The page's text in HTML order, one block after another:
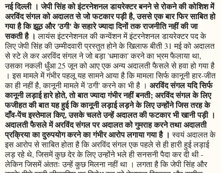
नई दिल्ली । जेपी सिंह को इंटरनेशनल डायरेक्टर बनने से रोकने की कोशिश में
अरविंद संगल को अदालत से जो फटकार पड़ी है, उससे एक बार फिर साबित हो
गया है कि झूठ और 'ठगी' के सहारे ज्यादा दिनों तक राजनीति नहीं की जा
सकती है ।लायंस इंटरनेशनल की कन्वेंशन में इंटरनेशनल डायरेक्टर पद के
लिए जेपी सिंह की उम्मीदवारी प्रस्तुत होने के खिलाफ बीती 31 मई को अदालत
से स्टे ले कर अरविंद संगल ने जो बड़ा 'धमाका' करने का भ्रम फैलाया था,
उसका नकली धुँआ 25 जून को आए एक अन्य अदालती फैसले से हवा हो गया है
। इस मामले में गंभीर पहलू यह सामने आया है कि मामला सिर्फ कानूनी हार-जीत
का ही नहीं है, कानूनी मामले में 'ठगी' करने का भी है । अरविंद संगल यदि सिर्फ
कानूनी लड़ाई हारे होते, तो बात ज्यादा गंभीर नहीं बनती; अरविंद संगल के लिए
फजीहत की बात यह हुई कि कानूनी लड़ाई लड़ने के लिए उन्होंने जिस तरह के
दाँव-पेंच इस्तेमाल किए, उसके चलते उन्हें अदालत की फटकार भी खानी पड़ी ।
अदालती फैसले में अरविंद संगल पर अदालत को गुमराह करने तथा अदालती
प्रक्रिया का दुरुपयोग करने का गंभीर आरोप लगाया गया है । स्वयं अदालत के
इस आरोप से साबित होता है कि अरविंद संगल एक पहले से ही हारी हुई लड़ाई
लड़ रहे थे, जिसमें कुछ देर के लिए उन्होंने भले ही सनसनी पैदा कर दी थी -
लेकिन जिसमें अंततः उन्हें कुछ मिलना नहीं था । लगता है कि जेपी सिंह और